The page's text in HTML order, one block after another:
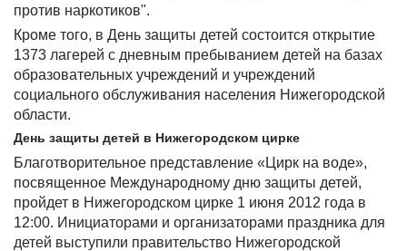
против наркотиков".
Кроме того, в День защиты детей состоится открытие
1373 лагерей с дневным пребыванием детей на базах
образовательных учреждений и учреждений
социального обслуживания населения Нижегородской
области.
День защиты детей в Нижегородском цирке
Благотворительное представление «Цирк на воде»,
посвященное Международному дню защиты детей,
пройдет в Нижегородском цирке 1 июня 2012 года в
12:00. Инициаторами и организаторами праздника для
детей выступили правительство Нижегородской